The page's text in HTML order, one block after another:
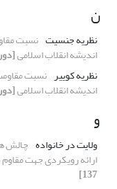
ن
نظریه جنسیت نسبت
اندیشه انقلاب اسلامی[دوره 11، شماره 1،
نظریه کوییر نسبت
اندیشه انقلاب اسلامی[دوره 11، شماره 1،
و
ولایت در خانواده چالش
ارائه رویکردی جهت
137]